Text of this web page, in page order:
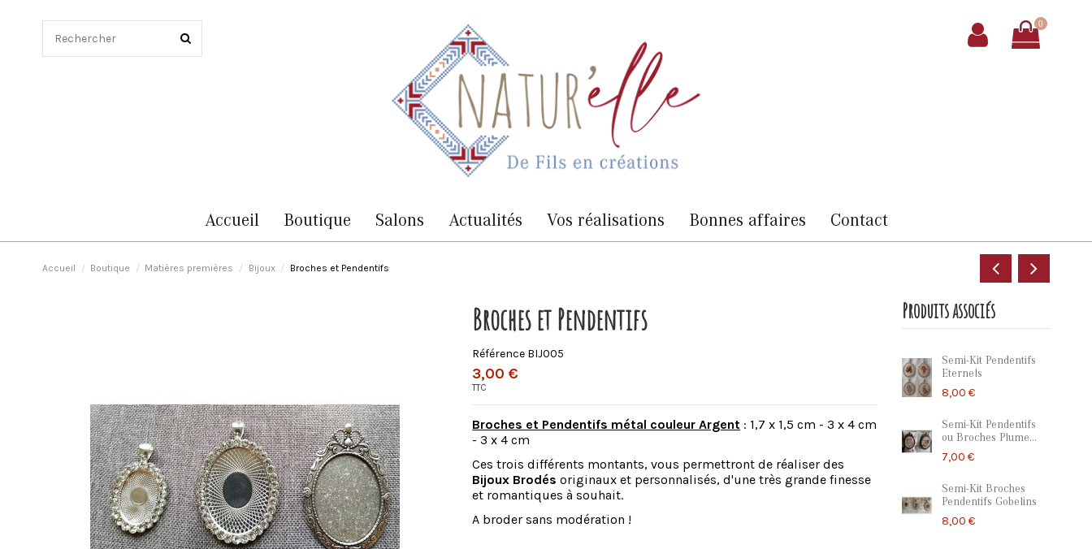
0
Accueil Boutique Salons Actualités Vos réalisations Bonnes affaires Contact
Accueil Boutique Matières premières Bijoux Broches et Pendentifs
Broches et Pendentifs
Référence BIJ005
3,00 €
TTC
Broches et Pendentifs métal couleur Argent : 1,7 x 1,5 cm - 3 x 4 cm
- 3 x 4 cm
Ces trois différents montants, vous permettront de réaliser des
Bijoux Brodés originaux et personnalisés, d'une très grande finesse
et romantiques à souhait.
A broder sans modération !
Produits associés
Semi-Kit Pendentifs
Eternels
8,00 €
Semi-Kit Pendentifs
ou Broches Plume...
7,00 €
Semi-Kit Broches
Pendentifs Gobelins
8,00 €